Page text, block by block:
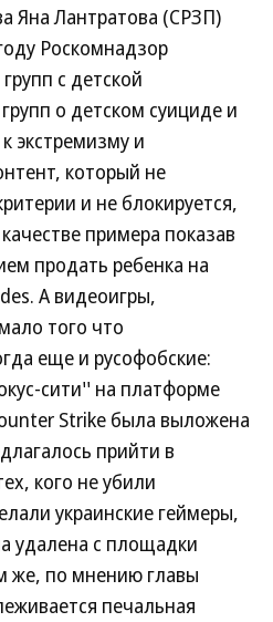
Яна Лантратова (СРЗП)
Роскомнадзор
с детской
о детском суициде и
экстремизму и
который не
и не блокируется,
примера показав
продать ребенка на
А видеоигры,
того что
еще и русофобские:
сити'' на платформе
Strike была выложена
прийти в
кого не убили
украинские геймеры,
удалена с площадки
же, по мнению главы
печальная